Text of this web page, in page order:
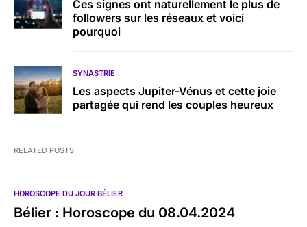
Ces signes ont naturellement le plus de
followers sur les réseaux et voici
pourquoi
SYNASTRIE
Les aspects Jupiter-Vénus et cette joie
partagée qui rend les couples heureux
RELATED POSTS
HOROSCOPE DU JOUR BÉLIER
Bélier : Horoscope du 08.04.2024